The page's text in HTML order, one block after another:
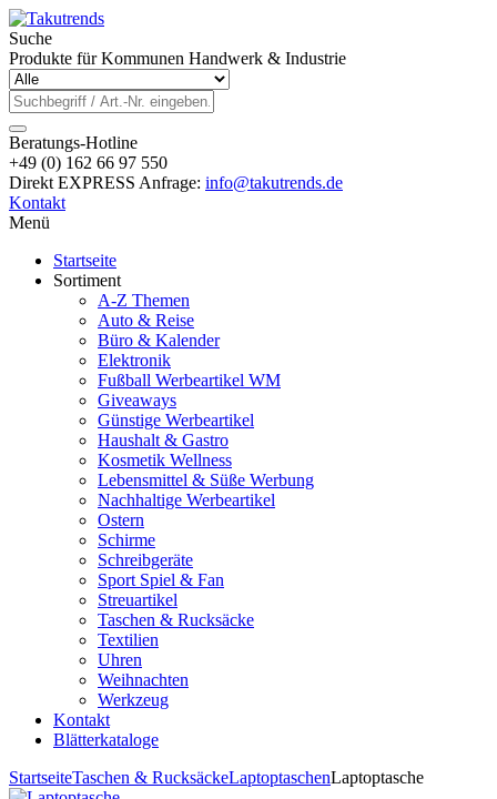
Suche
Produkte für Kommunen Handwerk & Industrie
Beratungs-Hotline
+49 (0) 162 66 97 550
Direkt EXPRESS Anfrage: info@takutrends.de
Kontakt
Menü
Startseite
Sortiment
A-Z Themen
Auto & Reise
Büro & Kalender
Elektronik
Fußball Werbeartikel WM
Giveaways
Günstige Werbeartikel
Haushalt & Gastro
Kosmetik Wellness
Lebensmittel & Süße Werbung
Nachhaltige Werbeartikel
Ostern
Schirme
Schreibgeräte
Sport Spiel & Fan
Streuartikel
Taschen & Rucksäcke
Textilien
Uhren
Weihnachten
Werkzeug
Kontakt
Blätterkataloge
StartseiteTaschen & RucksäckeLaptoptaschenLaptoptasche